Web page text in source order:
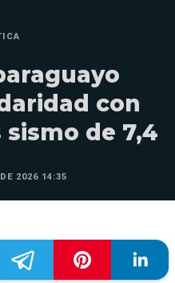
con
de 7,4
2026 14:35